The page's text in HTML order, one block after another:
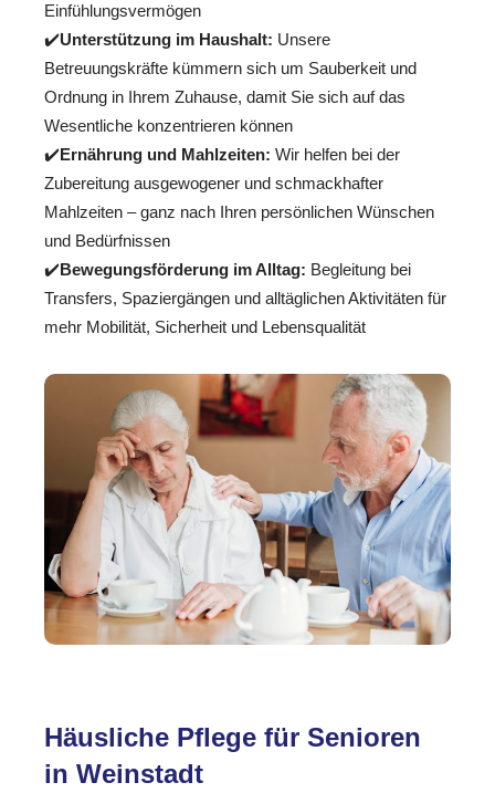
Einfühlungsvermögen
✔️Unterstützung im Haushalt: Unsere
Betreuungskräfte kümmern sich um Sauberkeit und
Ordnung in Ihrem Zuhause, damit Sie sich auf das
Wesentliche konzentrieren können
✔️Ernährung und Mahlzeiten: Wir helfen bei der
Zubereitung ausgewogener und schmackhafter
Mahlzeiten – ganz nach Ihren persönlichen Wünschen
und Bedürfnissen
✔️Bewegungsförderung im Alltag: Begleitung bei
Transfers, Spaziergängen und alltäglichen Aktivitäten für
mehr Mobilität, Sicherheit und Lebensqualität
Häusliche Pflege für Senioren
in Weinstadt